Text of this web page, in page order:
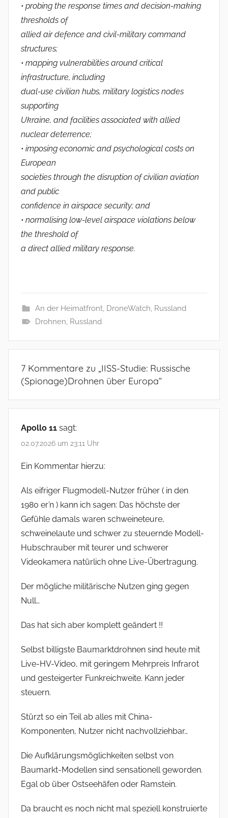
• probing the response times and decision-making
thresholds of
allied air defence and civil-military command
structures;
• mapping vulnerabilities around critical
infrastructure, including
dual-use civilian hubs, military logistics nodes
supporting
Ukraine, and facilities associated with allied
nuclear deterrence;
• imposing economic and psychological costs on
European
societies through the disruption of civilian aviation
and public
confidence in airspace security; and
• normalising low-level airspace violations below
the threshold of
a direct allied military response.
An der Heimatfront, DroneWatch Russland
Drohnen Russland
7 Kommentare zu „IISS-Studie: Russische
(Spionage)Drohnen über Europa“
Apollo 11 sagt:
02.07.2026 um 23:11 Uhr
Ein Kommentar hierzu:
Als eifriger Flugmodell-Nutzer früher ( in den
1980 er’n ) kann ich sagen: Das höchste der
Gefühle damals waren schweineteure,
schweinelaute und schwer zu steuernde Modell-
Hubschrauber mit teurer und schwerer
Videokamera natürlich ohne Live-Übertragung.
Der mögliche militärische Nutzen ging gegen
Null…
Das hat sich aber komplett geändert !!
Selbst billigste Baumarktdrohnen sind heute mit
Live-HV-Video, mit geringem Mehrpreis Infrarot
und gesteigerter Funkreichweite. Kann jeder
steuern.
Stürzt so ein Teil ab alles mit China-
Komponenten, Nutzer nicht nachvollziehbar…
Die Aufklärungsmöglichkeiten selbst von
Baumarkt-Modellen sind sensationell geworden.
Egal ob über Ostseehäfen oder Ramstein.
Da braucht es noch nicht mal speziell konstruierte